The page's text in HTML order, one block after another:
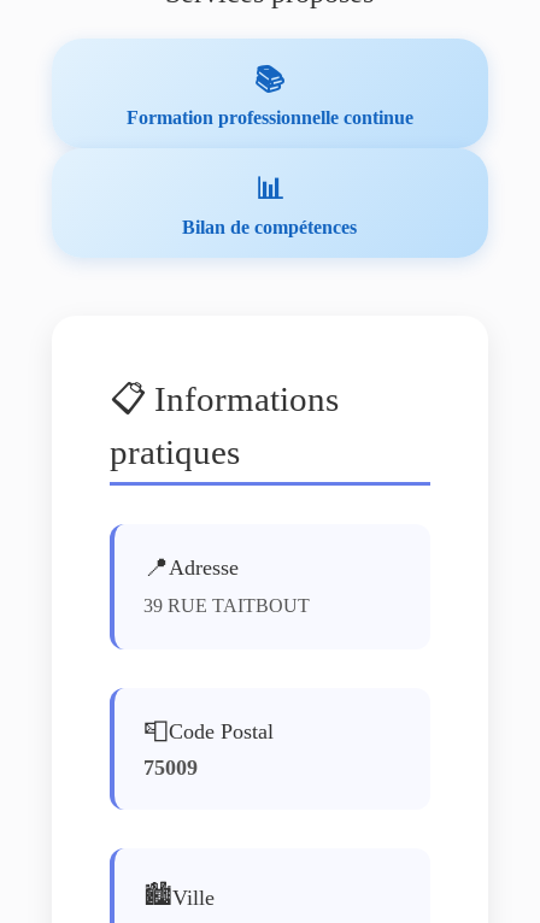
📚
Formation professionnelle continue
📊
Bilan de compétences
📋 Informations
pratiques
📍Adresse
39 RUE TAITBOUT
📮Code Postal
75009
🏙️Ville